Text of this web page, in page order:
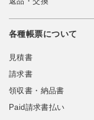
各種帳票について
見積書
請求書
領収書・納品書
Paid請求書払い